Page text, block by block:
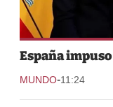
España
MUNDO-11:24